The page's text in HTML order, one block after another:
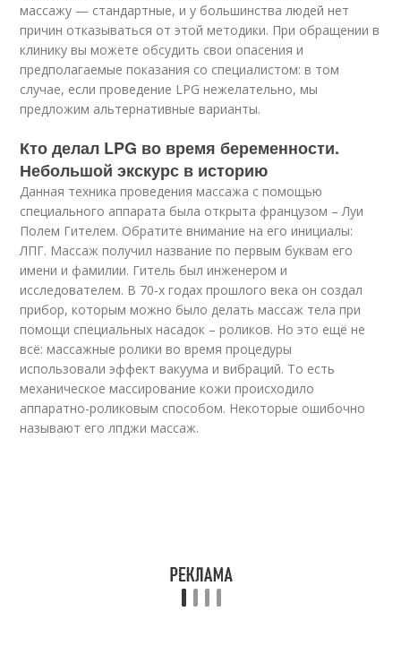
массажу — стандартные, и у большинства людей нет
причин отказываться от этой методики. При обращении в
клинику вы можете обсудить свои опасения и
предполагаемые показания со специалистом: в том
случае, если проведение LPG нежелательно, мы
предложим альтернативные варианты.
Кто делал LPG во время беременности.
Небольшой экскурс в историю
Данная техника проведения массажа с помощью
специального аппарата была открыта французом – Луи
Полем Гителем. Обратите внимание на его инициалы:
ЛПГ. Массаж получил название по первым буквам его
имени и фамилии. Гитель был инженером и
исследователем. В 70-х годах прошлого века он создал
прибор, которым можно было делать массаж тела при
помощи специальных насадок – роликов. Но это ещё не
всё: массажные ролики во время процедуры
использовали эффект вакуума и вибраций. То есть
механическое массирование кожи происходило
аппаратно-роликовым способом. Некоторые ошибочно
называют его лпджи массаж.